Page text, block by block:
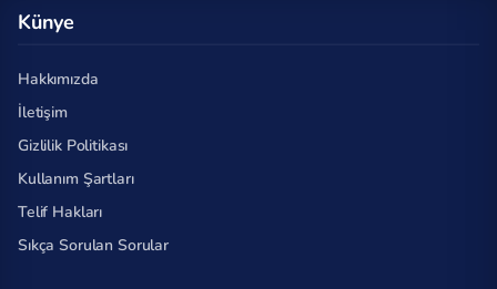
Künye
Hakkımızda
İletişim
Gizlilik Politikası
Kullanım Şartları
Telif Hakları
Sıkça Sorulan Sorular